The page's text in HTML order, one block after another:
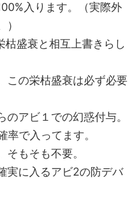
入ります。（実際外
盛衰と相互上書きらし
この栄枯盛衰は必ず必要
アビ１での幻惑付与。
率で入ってます。
もそも不要。
実に入るアビ2の防デバ